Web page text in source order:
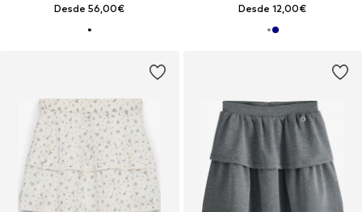
Desde 56,00€ Desde 12,00€